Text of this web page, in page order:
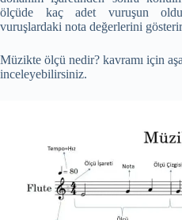
ölçüde kaç adet vuruşun
vuruşlardaki nota değerlerini
Müzikte ölçü nedir? kavramı için
inceleyebilirsiniz.